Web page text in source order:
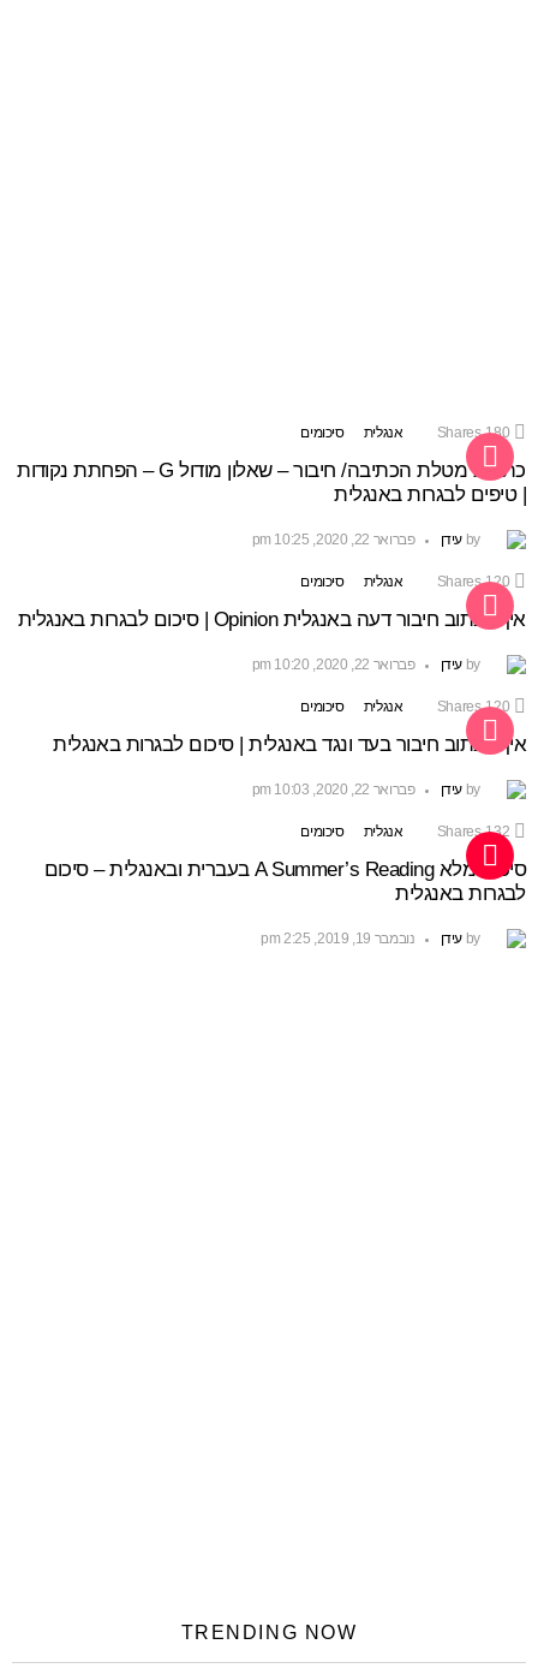
180
Shares אנגלית סיכומים
כתיבת מטלת הכתיבה/ חיבור – שאלון מודול G – הפחתת נקודות
| טיפים לבגרות באנגלית
by עידן פברואר 22, 2020, 10:25 pm
120
Shares אנגלית סיכומים
איך לכתוב חיבור דעה באנגלית Opinion | סיכום לבגרות באנגלית
by עידן פברואר 22, 2020, 10:20 pm
120
Shares אנגלית סיכומים
איך לכתוב חיבור בעד ונגד באנגלית | סיכום לבגרות באנגלית
by עידן פברואר 22, 2020, 10:03 pm
132
Shares אנגלית סיכומים
סיכום מלא A Summer’s Reading בעברית ובאנגלית – סיכום
לבגרות באנגלית
by עידן נובמבר 19, 2019, 2:25 pm
TRENDING NOW